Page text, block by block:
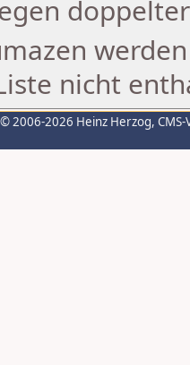
nicht
© 2006-2026 Heinz Herzog,